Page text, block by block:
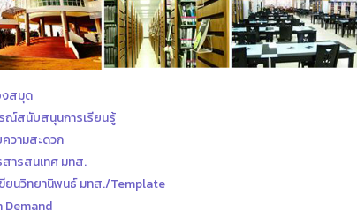
งสมุด
ณ์สนับสนุนการเรียนรู้
วามสะดวก
ารสนเทศ มทส.
ยนวิทยานิพนธ์ มทส./Template
Demand